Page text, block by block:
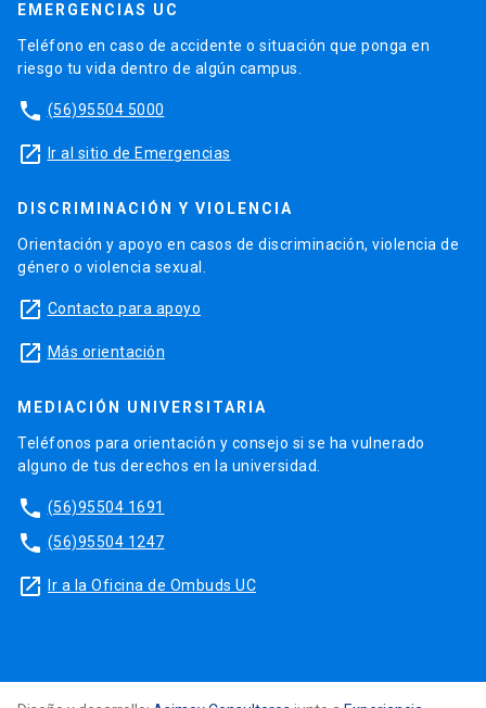
EMERGENCIAS UC
Teléfono en caso de accidente o situación que ponga en
riesgo tu vida dentro de algún campus.
phone (56)95504 5000
launch Ir al sitio de Emergencias
DISCRIMINACIÓN Y VIOLENCIA
Orientación y apoyo en casos de discriminación, violencia de
género o violencia sexual.
launch Contacto para apoyo
launch Más orientación
MEDIACIÓN UNIVERSITARIA
Teléfonos para orientación y consejo si se ha vulnerado
alguno de tus derechos en la universidad.
phone (56)95504 1691
phone (56)95504 1247
launch Ir a la Oficina de Ombuds UC